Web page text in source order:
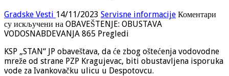
Gradske Vesti 14/11/2023 Servisne informacije Коментари
су искључени на OBAVEŠTENJE: OBUSTAVA
VODOSNABDEVANJA 865 Pregledi
KSP „STAN“ JP obaveštava, da će zbog oštećenja vodovodne
mreže od strane PZP Kragujevac, biti obustavljena isporuka
vode za Ivankovačku ulicu u Despotovcu.